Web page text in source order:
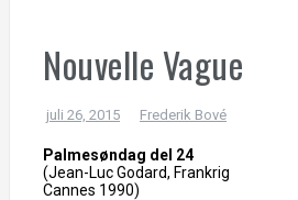
The Dead Don’t
Paterson
Nouvelle Vague
juli 26, 2015 Frederik Bové
Palmesøndag del 24
(Jean-Luc Godard, Frankrig
Cannes 1990)